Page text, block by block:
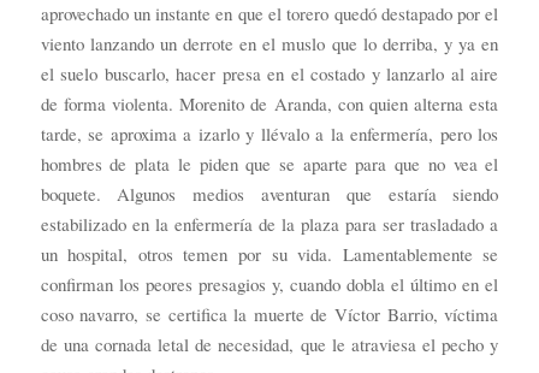
aprovechado un instante en que el torero quedó destapado por el
viento lanzando un derrote en el muslo que lo derriba, y ya en
el suelo buscarlo, hacer presa en el costado y lanzarlo al aire
de forma violenta. Morenito de Aranda, con quien alterna esta
tarde, se aproxima a izarlo y llévalo a la enfermería, pero los
hombres de plata le piden que se aparte para que no vea el
boquete. Algunos medios aventuran que estaría siendo
estabilizado en la enfermería de la plaza para ser trasladado a
un hospital, otros temen por su vida. Lamentablemente se
confirman los peores presagios y, cuando dobla el último en el
coso navarro, se certifica la muerte de Víctor Barrio, víctima
de una cornada letal de necesidad, que le atraviesa el pecho y